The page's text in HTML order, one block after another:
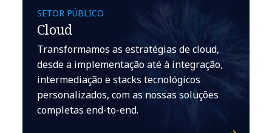
SETOR PÚBLICO
Cloud
Transformamos as estratégias de cloud,
desde a implementação até à integração,
intermediação e stacks tecnológicos
personalizados, com as nossas soluções
completas end-to-end.